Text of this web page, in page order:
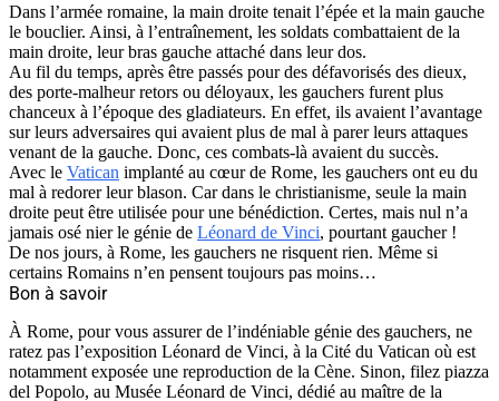
Dans l’armée romaine, la main droite tenait l’épée et la main gauche
le bouclier. Ainsi, à l’entraînement, les soldats combattaient de la
main droite, leur bras gauche attaché dans leur dos.
Au fil du temps, après être passés pour des défavorisés des dieux,
des porte-malheur retors ou déloyaux, les gauchers furent plus
chanceux à l’époque des gladiateurs. En effet, ils avaient l’avantage
sur leurs adversaires qui avaient plus de mal à parer leurs attaques
venant de la gauche. Donc, ces combats-là avaient du succès.
Avec le Vatican implanté au cœur de Rome, les gauchers ont eu du
mal à redorer leur blason. Car dans le christianisme, seule la main
droite peut être utilisée pour une bénédiction. Certes, mais nul n’a
jamais osé nier le génie de Léonard de Vinci, pourtant gaucher !
De nos jours, à Rome, les gauchers ne risquent rien. Même si
certains Romains n’en pensent toujours pas moins…
Bon à savoir
À Rome, pour vous assurer de l’indéniable génie des gauchers, ne
ratez pas l’exposition Léonard de Vinci, à la Cité du Vatican où est
notamment exposée une reproduction de la Cène. Sinon, filez piazza
del Popolo, au Musée Léonard de Vinci, dédié au maître de la